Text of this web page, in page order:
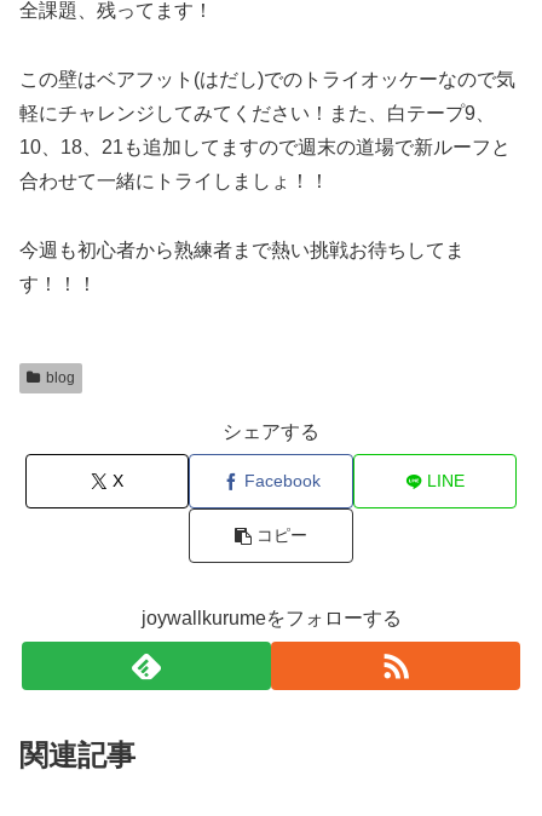
全課題、残ってます！
この壁はベアフット(はだし)でのトライオッケーなので気
軽にチャレンジしてみてください！また、白テープ9、
10、18、21も追加してますので週末の道場で新ルーフと
合わせて一緒にトライしましょ！！
今週も初心者から熟練者まで熱い挑戦お待ちしてま
す！！！
blog
シェアする
X Facebook LINE
コピー
joywallkurumeをフォローする
関連記事